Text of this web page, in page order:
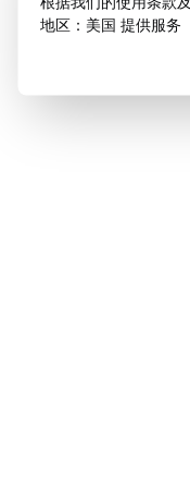
地区：美国 提供服务